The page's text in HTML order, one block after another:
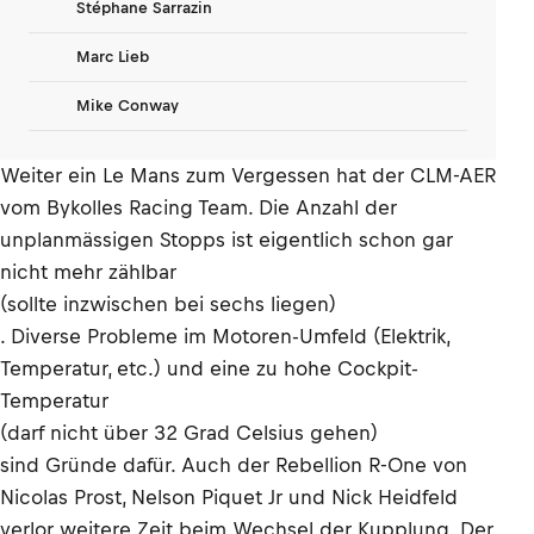
Stéphane Sarrazin
Marc Lieb
Mike Conway
Weiter ein Le Mans zum Vergessen hat der CLM-AER
vom Bykolles Racing Team. Die Anzahl der
unplanmässigen Stopps ist eigentlich schon gar
nicht mehr zählbar
(sollte inzwischen bei sechs liegen)
. Diverse Probleme im Motoren-Umfeld (Elektrik,
Temperatur, etc.) und eine zu hohe Cockpit-
Temperatur
(darf nicht über 32 Grad Celsius gehen)
sind Gründe dafür. Auch der Rebellion R-One von
Nicolas Prost, Nelson Piquet Jr und Nick Heidfeld
verlor weitere Zeit beim Wechsel der Kupplung. Der